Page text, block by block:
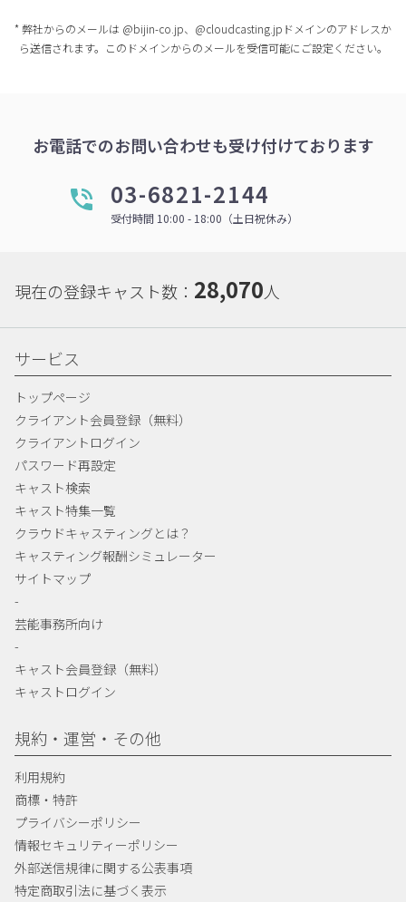
* 弊社からのメールは @bijin-co.jp、@cloudcasting.jpドメインのアドレスか
ら送信されます。このドメインからのメールを受信可能にご設定ください。
お電話でのお問い合わせも受け付けております
03-6821-2144
受付時間 10:00 - 18:00（土日祝休み）
現在の登録キャスト数： 28,070人
サービス
トップページ
クライアント会員登録（無料）
クライアントログイン
パスワード再設定
キャスト検索
キャスト特集一覧
クラウドキャスティングとは？
キャスティング報酬シミュレーター
サイトマップ
-
芸能事務所向け
-
キャスト会員登録（無料）
キャストログイン
規約・運営・その他
利用規約
商標・特許
プライバシーポリシー
情報セキュリティーポリシー
外部送信規律に関する公表事項
特定商取引法に基づく表示